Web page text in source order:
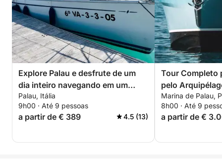
Explore Palau e desfrute de um
dia inteiro navegando em um
veleiro.
Palau, Itália
9h00 · Até 9 pessoas
a partir de € 389 4.5 (13)
Tour Completo
pelo
Budelli, Cavallo
Marina de Palau,
8h00 · Até 9
a partir de €